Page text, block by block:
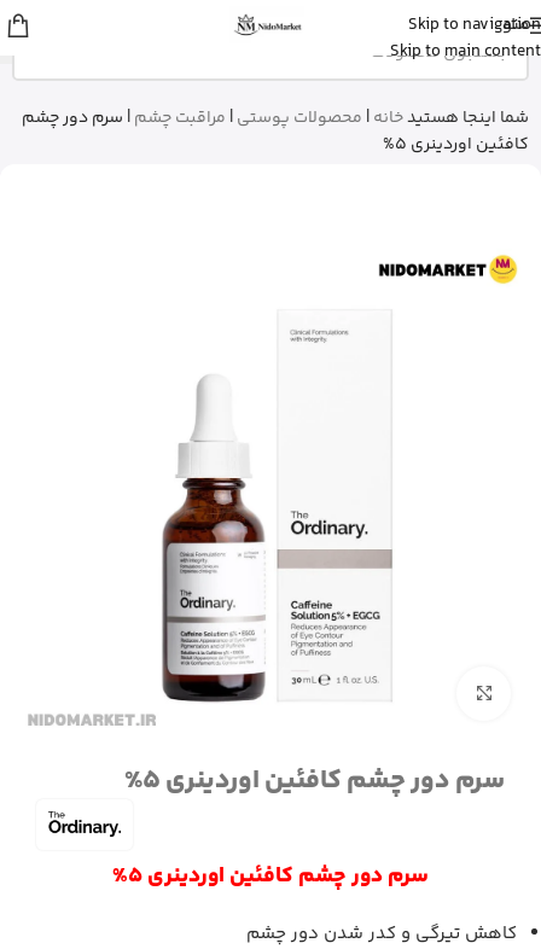
Skip to navigation
Skip to main content
منو
شما اینجا هستیدخانه| محصولات پوستی| مراقبت چشم| سرم دور چشم
کافئین اوردینری 5%
برای بزرگنمایی کلیک کنید
سرم دور چشم کافئین اوردینری 5%
سرم دور چشم کافئین اوردینری 5%
کاهش تیرگی و کدر شدن دور چشم
Fatemeh از تهران
ادو پرفیوم زنانه بورلی هیلز پولو کلاب رو
9 دقیقه پیش